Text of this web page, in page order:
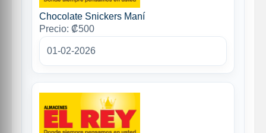
Chocolate Snickers Maní
Precio: ₡500
01-02-2026